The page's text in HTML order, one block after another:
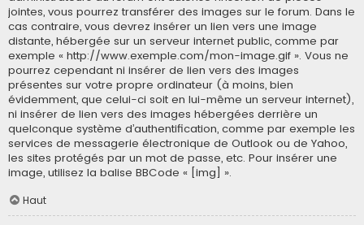
jointes, vous pourrez transférer des images sur le forum. Dans le
cas contraire, vous devrez insérer un lien vers une image
distante, hébergée sur un serveur internet public, comme par
exemple « http://www.exemple.com/mon-image.gif ». Vous ne
pourrez cependant ni insérer de lien vers des images
présentes sur votre propre ordinateur (à moins, bien
évidemment, que celui-ci soit en lui-même un serveur internet),
ni insérer de lien vers des images hébergées derrière un
quelconque système d’authentification, comme par exemple les
services de messagerie électronique de Outlook ou de Yahoo,
les sites protégés par un mot de passe, etc. Pour insérer une
image, utilisez la balise BBCode « [img] ».
Haut